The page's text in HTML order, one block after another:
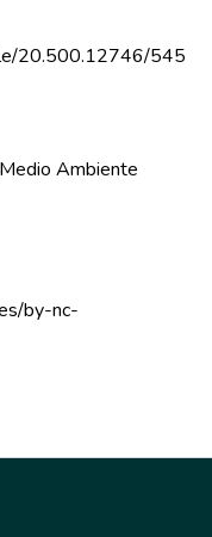
20.500.12746/545
Ambiente
by-nc-